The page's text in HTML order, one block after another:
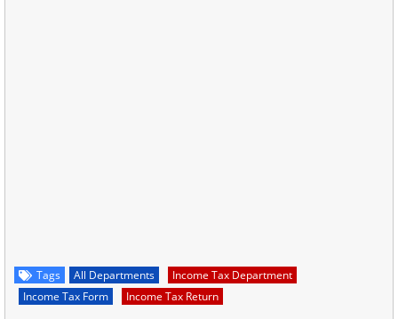
Tags All Departments
Income Tax Department
Income Tax Form
Income Tax Return